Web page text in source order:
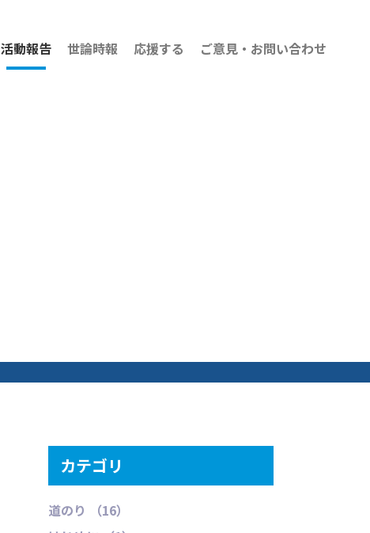
活動報告 世論時報 応援する ご意見・お問い合わせ
カテゴリ
道のり （16）